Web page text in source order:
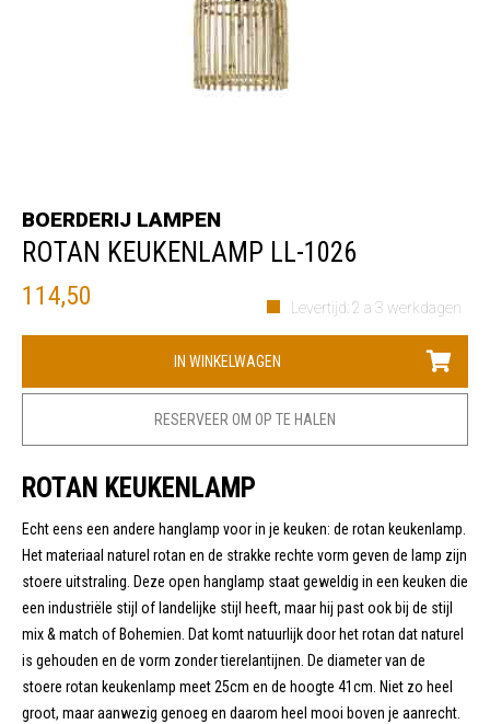
BOERDERIJ LAMPEN
ROTAN KEUKENLAMP LL-1026
114,50 Levertijd: 2 a 3 werkdagen
IN WINKELWAGEN
RESERVEER OM OP TE HALEN
ROTAN KEUKENLAMP
Echt eens een andere hanglamp voor in je keuken: de rotan keukenlamp.
Het materiaal naturel rotan en de strakke rechte vorm geven de lamp zijn
stoere uitstraling. Deze open hanglamp staat geweldig in een keuken die
een industriële stijl of landelijke stijl heeft, maar hij past ook bij de stijl
mix & match of Bohemien. Dat komt natuurlijk door het rotan dat naturel
is gehouden en de vorm zonder tierelantijnen. De diameter van de
stoere rotan keukenlamp meet 25cm en de hoogte 41cm. Niet zo heel
groot, maar aanwezig genoeg en daarom heel mooi boven je aanrecht.